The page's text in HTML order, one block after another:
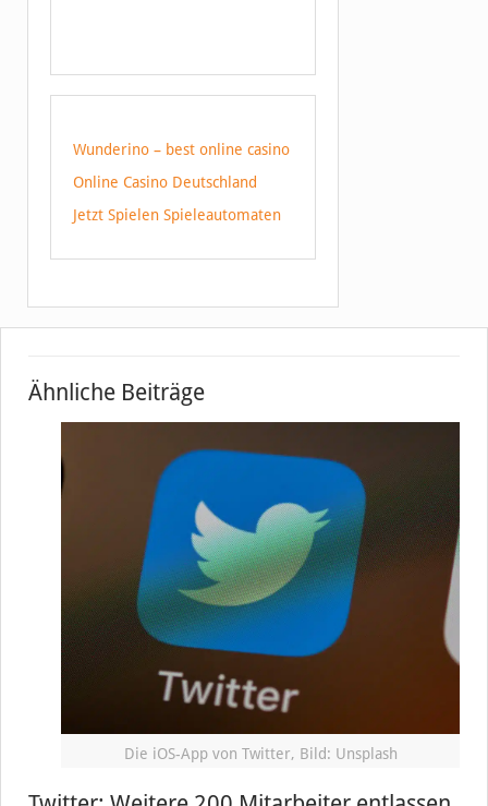
Wunderino – best online casino
Online Casino Deutschland
Jetzt Spielen Spieleautomaten
Ähnliche Beiträge
Die iOS-App von Twitter, Bild: Unsplash